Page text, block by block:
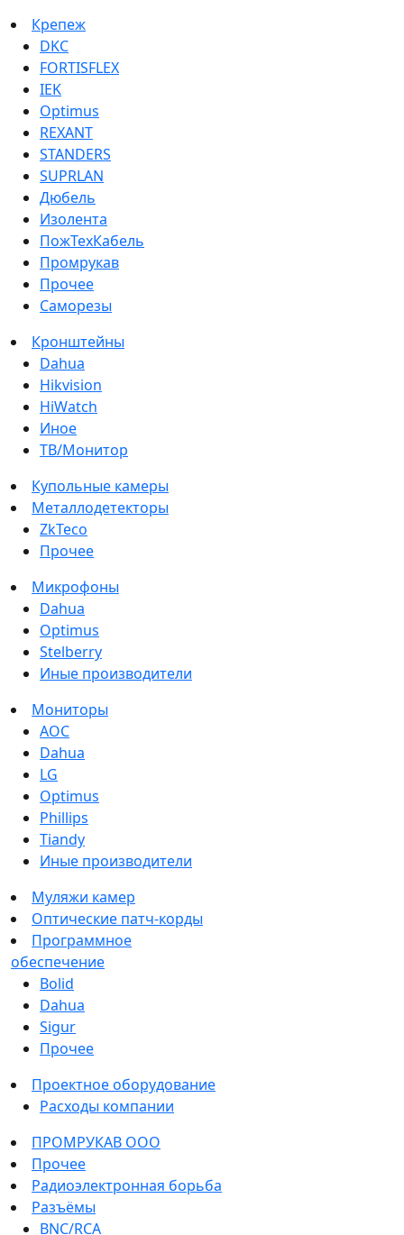
Крепеж
DKC
FORTISFLEX
IEK
Optimus
REXANT
STANDERS
SUPRLAN
Дюбель
Изолента
ПожТехКабель
Промрукав
Прочее
Саморезы
Кронштейны
Dahua
Hikvision
HiWatch
Иное
ТВ/Монитор
Купольные камеры
Металлодетекторы
ZkTeco
Прочее
Микрофоны
Dahua
Optimus
Stelberry
Иные производители
Мониторы
AOC
Dahua
LG
Optimus
Phillips
Tiandy
Иные производители
Муляжи камер
Оптические патч-корды
Программное
обеспечение
Bolid
Dahua
Sigur
Прочее
Проектное оборудование
Расходы компании
ПРОМРУКАВ ООО
Прочее
Радиоэлектронная борьба
Разъёмы
BNC/RCA